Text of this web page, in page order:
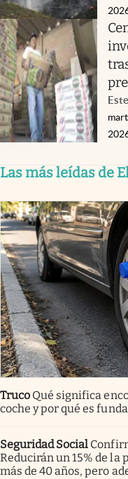
Las más leídas de
Truco Qué significa
coche y por qué es
Seguridad Social
Reducirán un 15% de la
más de 40 años, pero